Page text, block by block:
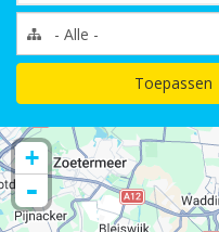
Toepassen
+
-